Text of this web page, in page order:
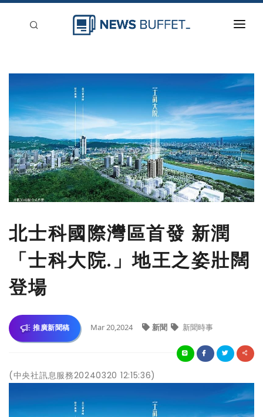
登入
刊登
北士科國際灣區首發 新潤
「士科大院.」地王之姿壯闊
登場
推廣新聞稿 Mar 20,2024 新聞 新聞時事
(中央社訊息服務20240320 12:15:36)